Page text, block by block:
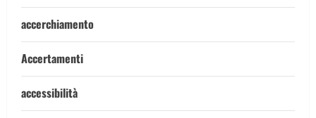
accerchiamento
Accertamenti
accessibilità